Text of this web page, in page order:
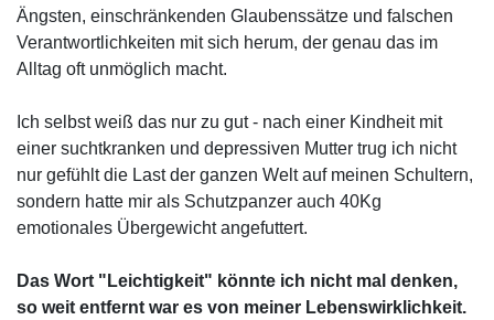
Ängsten, einschränkenden Glaubenssätze und falschen
Verantwortlichkeiten mit sich herum, der genau das im
Alltag oft unmöglich macht.
Ich selbst weiß das nur zu gut - nach einer Kindheit mit
einer suchtkranken und depressiven Mutter trug ich nicht
nur gefühlt die Last der ganzen Welt auf meinen Schultern,
sondern hatte mir als Schutzpanzer auch 40Kg
emotionales Übergewicht angefuttert.
Das Wort "Leichtigkeit" könnte ich nicht mal denken,
so weit entfernt war es von meiner Lebenswirklichkeit.